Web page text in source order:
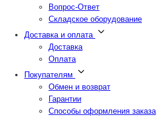
Вопрос-Ответ
Складское оборудование
Доставка и оплата
Доставка
Оплата
Покупателям
Обмен и возврат
Гарантии
Способы оформления заказа